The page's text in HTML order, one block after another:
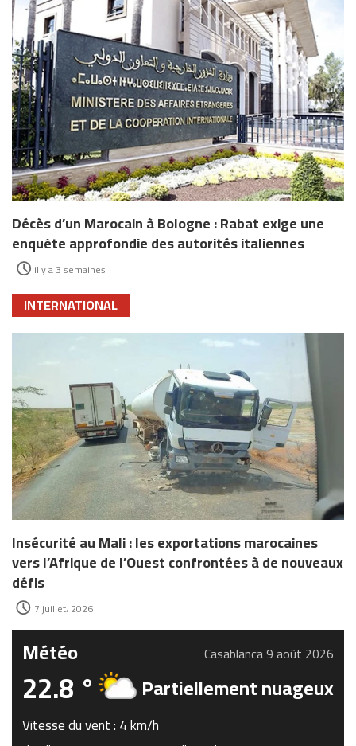
Décès d’un Marocain à Bologne : Rabat exige une
enquête approfondie des autorités italiennes
il y a 3 semaines
INTERNATIONAL
Insécurité au Mali : les exportations marocaines
vers l’Afrique de l’Ouest confrontées à de nouveaux
défis
7 juillet، 2026